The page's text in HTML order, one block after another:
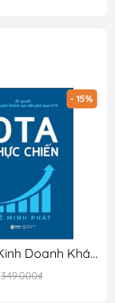
- 15%
Bí Quyết Kinh Doanh Khách Sạn Đột Phá Qua OTA - OTA Thực Chiến
349.000₫